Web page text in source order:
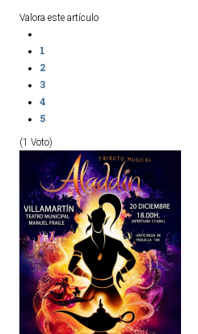
Valora este artículo
1
2
3
4
5
(1 Voto)